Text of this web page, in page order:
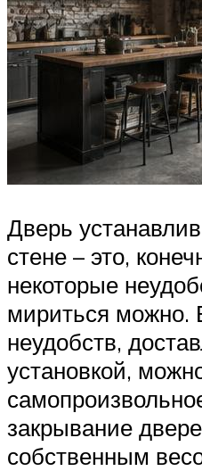
Дверь
стене – это,
некоторые
мириться можно.
неудобств,
установкой,
закрывание
собственным